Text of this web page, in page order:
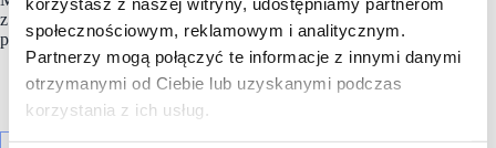
społecznościowym, reklamowym i analitycznym.
Partnerzy mogą połączyć te informacje z innymi danymi
otrzymanymi od Ciebie lub uzyskanymi podczas
korzystania z ich usług.
z grupy LPP. Transakcja jest dowodem na to, że dobrze
prosperujące parki handlowe są wciąż na radarze inwestorów.